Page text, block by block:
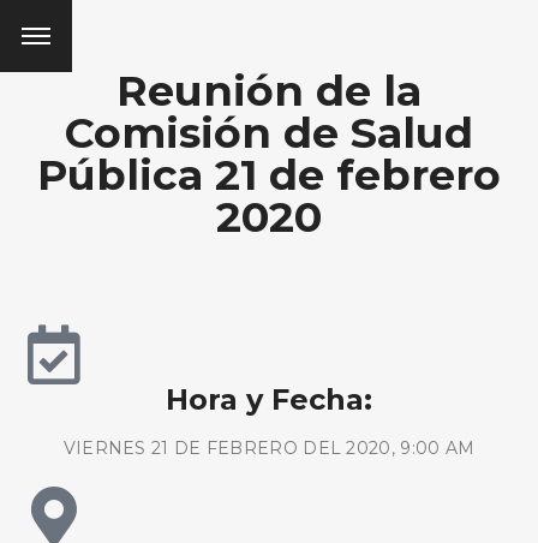
Reunión de la
Comisión de Salud
Pública 21 de febrero
2020
Hora y Fecha:
VIERNES 21 DE FEBRERO DEL 2020, 9:00 AM